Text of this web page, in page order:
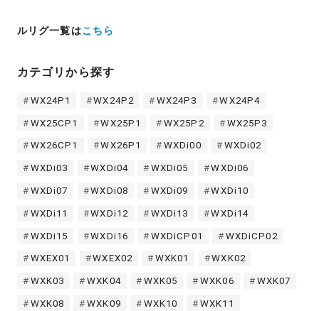
ルリグ一覧はこちら
カテゴリから探す
WX24P1 WX24P2 WX24P3 WX24P4
WX25CP1 WX25P1 WX25P2 WX25P3
WX26CP1 WX26P1 WXDi00 WXDi02
WXDi03 WXDi04 WXDi05 WXDi06
WXDi07 WXDi08 WXDi09 WXDi10
WXDi11 WXDi12 WXDi13 WXDi14
WXDi15 WXDi16 WXDiCP01 WXDiCP02
WXEX01 WXEX02 WXK01 WXK02
WXK03 WXK04 WXK05 WXK06 WXK07
WXK08 WXK09 WXK10 WXK11